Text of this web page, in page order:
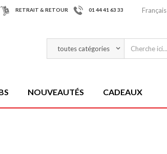
RETRAIT & RETOUR 01 44 41 63 33 Français
NOUVEAUTÉS CADEAUX